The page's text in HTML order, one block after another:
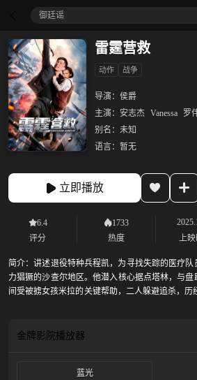
御廷谣‎
雷霆营救
动作 战争
导演： 侯爵
主演： 安志杰 Vanessa 罗
别名： 未知
语言： 暂无
立即播放
6.4
评分
1733
热度
上映
简介：讲述退役特种兵程凯，为寻找失踪的医疗
力猖獗的沙查尔地区。他潜入核心据点塔林，与
间受被掳女孩米拉的关键帮助，二人躲避追杀，历
金牌影院播放器
蓝光